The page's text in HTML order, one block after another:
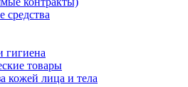
гигиена
товары
кожей лица и тела